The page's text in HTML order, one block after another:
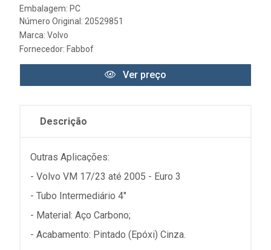
Embalagem: PC
Número Original: 20529851
Marca: Volvo
Fornecedor: Fabbof
Ver preço
Descrição
Outras Aplicações:
- Volvo VM 17/23 até 2005 - Euro 3
- Tubo Intermediário 4"
- Material: Aço Carbono;
- Acabamento: Pintado (Epóxi) Cinza.